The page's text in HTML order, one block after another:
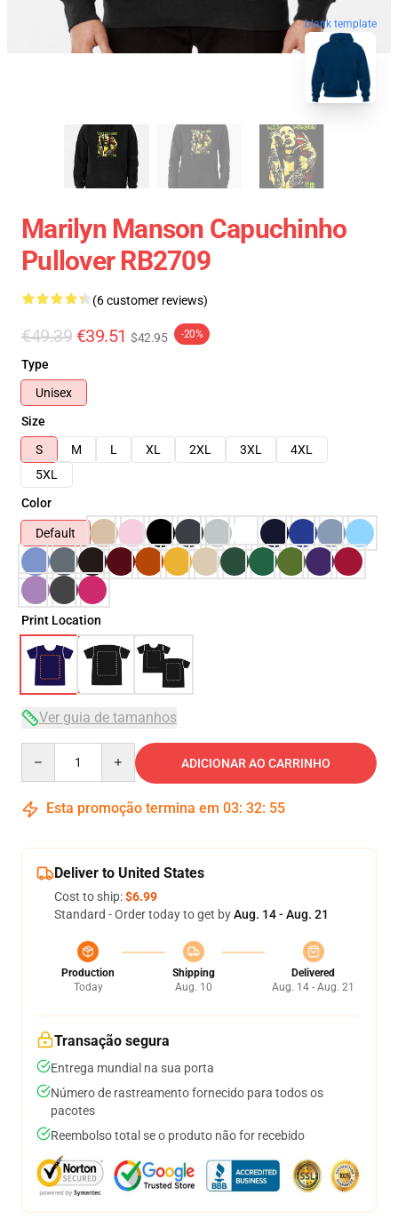
blank template
Marilyn Manson Capuchinho
Pullover RB2709
(6 customer reviews)
€49.39 €39.51 $42.95 -20%
Type
Unisex
Size
S
M L XL 2XL 3XL
4XL
5XL
Color
Default
Print Location
Ver guia de tamanhos
ADICIONAR AO CARRINHO
Esta promoção termina em 03: 32: 54
Deliver to United States
Cost to ship:$6.99
Standard - Order today to get byAug. 14 - Aug. 21
Production
Today
Shipping
Aug. 10
Delivered
Aug. 14 - Aug. 21
Transação segura
Entrega mundial na sua porta
Número de rastreamento fornecido para todos os
pacotes
Reembolso total se o produto não for recebido